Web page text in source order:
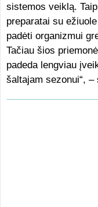
sistemos veiklą.
preparatai su
padėti organizmui
Tačiau šios
padeda lengviau
šaltajam sezonui“,